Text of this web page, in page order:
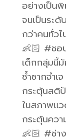
อย่างเป็น
จนเป็นระ
กว่าคนทั่วไ
👶🏻 #ชอ
เด็กกลุ่มนี้
ซ้ำซากจำ
กระตุ้นสติ
ในสภาพแ
กระตุ้นคว
👶🏻 #ช่า